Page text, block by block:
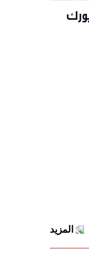
المزيد